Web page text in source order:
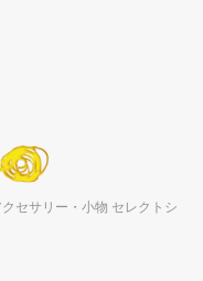
セサリー・小物 セレクトシ